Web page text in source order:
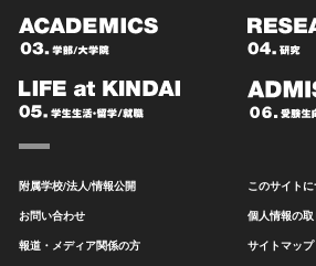
附属学校/法人/情報公開
お問い合わせ
報道・メディア関係の方
このサイト
個人情報の
サイトマップ